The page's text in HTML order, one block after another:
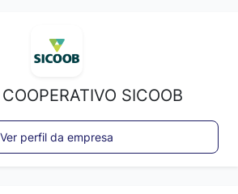
SICOOB
Ver perfil da empresa